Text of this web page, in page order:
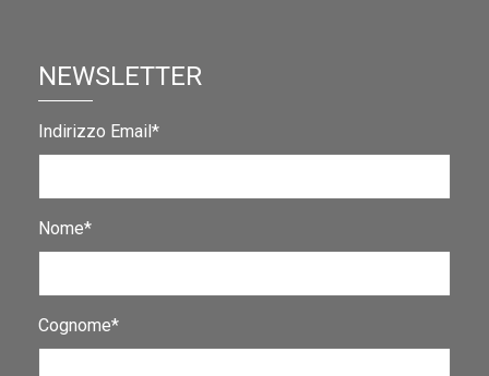
NEWSLETTER
Indirizzo Email*
Nome*
Cognome*